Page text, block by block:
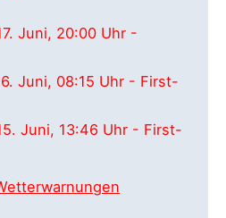
Juni, 20:00 Uhr -
Juni, 08:15 Uhr - First-
Juni, 13:46 Uhr - First-